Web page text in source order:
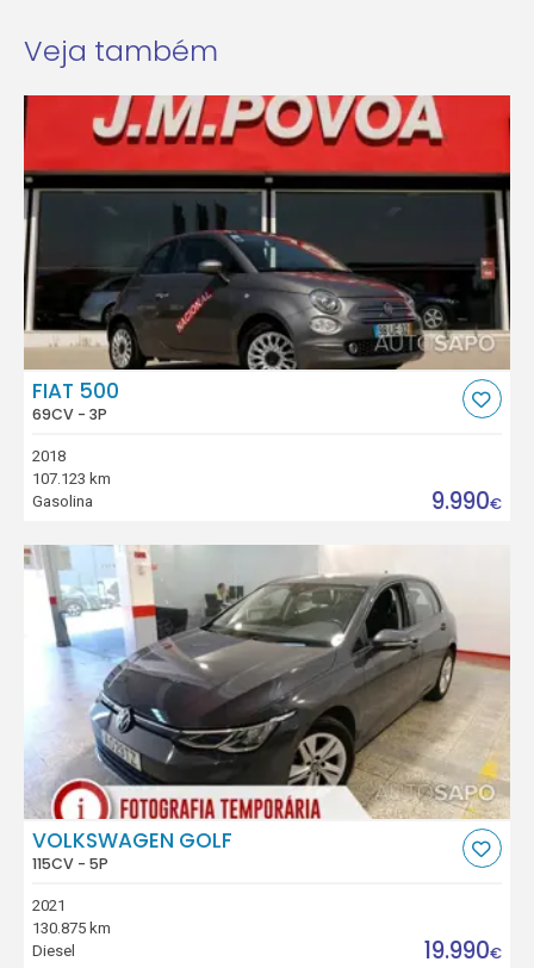
Veja também
FIAT 500
69CV - 3P
2018
107.123 km
Gasolina
9.990€
VOLKSWAGEN GOLF
115CV - 5P
2021
130.875 km
Diesel
19.990€